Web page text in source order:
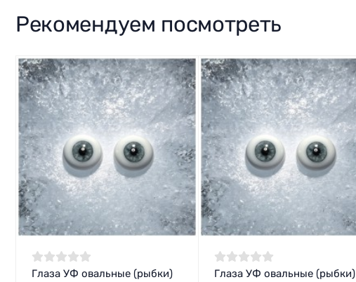
Рекомендуем посмотреть
Глаза УФ овальные (рыбки)
Глаза УФ овальные (рыбки)